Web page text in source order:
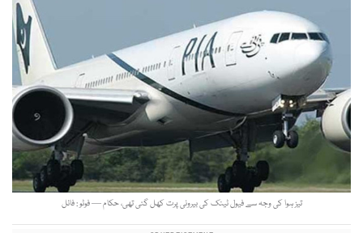
تیز ہوا کی وجہ سے فیول ٹینک کی بیرونی پرت کھل گئی تھی، حکام — فوٹو : فائل